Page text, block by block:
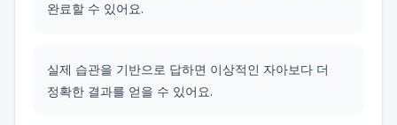
완료할 수 있어요.
실제 습관을 기반으로 답하면 이상적인 자아보다 더
정확한 결과를 얻을 수 있어요.